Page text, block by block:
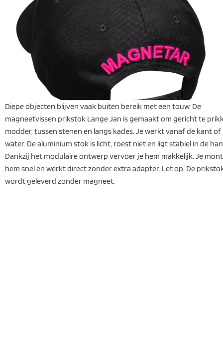
Diepe objecten blijven vaak buiten bereik met een touw. De
magneetvissen prikstok Lange Jan is gemaakt om gericht te
modder, tussen stenen en langs kades. Je werkt vanaf de kant of
water. De aluminium stok is licht, roest niet en ligt stabiel in de
Dankzij het modulaire ontwerp vervoer je hem makkelijk. Je
hem snel en werkt direct zonder extra adapter. Let op. De
wordt geleverd zonder magneet.